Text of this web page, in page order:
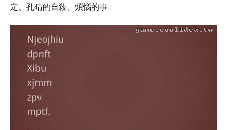
定、孔晴的自殺、煩惱的事